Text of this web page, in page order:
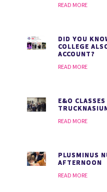
READ MORE
DID YOU
COLLEGE
ACCOUNT?
READ MORE
E&O
READ MORE
PLUSMINUS
AFTERNOON
READ MORE